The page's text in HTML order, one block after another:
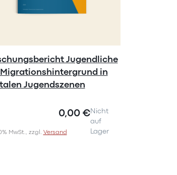
Jugendliche
in
Jugendszenen
0,00 €
MwSt., zzgl. Versand
Nicht
auf
Lager